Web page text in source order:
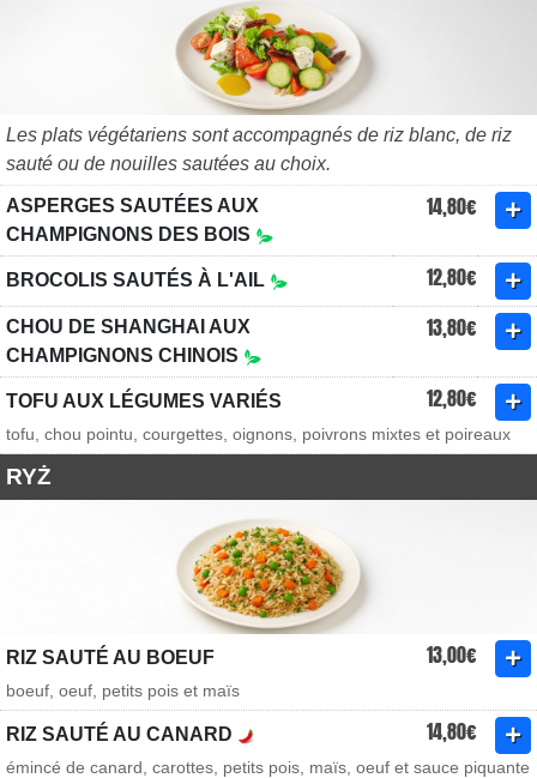
Les plats végétariens sont accompagnés de riz blanc, de riz
sauté ou de nouilles sautées au choix.
ASPERGES SAUTÉES AUX
CHAMPIGNONS DES BOIS
14,80€
BROCOLIS SAUTÉS À L'AIL 12,80€
CHOU DE SHANGHAI AUX
CHAMPIGNONS CHINOIS
13,80€
TOFU AUX LÉGUMES VARIÉS 12,80€
tofu, chou pointu, courgettes, oignons, poivrons mixtes et poireaux
RYŻ
RIZ SAUTÉ AU BOEUF 13,00€
boeuf, oeuf, petits pois et maïs
RIZ SAUTÉ AU CANARD 14,80€
émincé de canard, carottes, petits pois, maïs, oeuf et sauce piquante